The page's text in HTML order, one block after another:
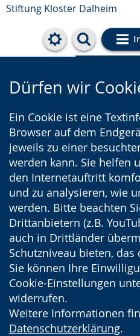
Stiftung Kloster Dalheim
Cookie-
Dürfen wir
Ein Cookie ist eine
Browser auf dem
jeweils zu einer
werden kann. Sie helfen
den Internetauftritt
und zu analysieren, wie
werden. Bitte beachten
Drittanbietern (z.B.
auch in Drittländer
Schutzniveau bieten, das
Sie können Ihre
Cookie-Einstellungen
widerrufen.
Weitere Informationen
Datenschutzerklärung.